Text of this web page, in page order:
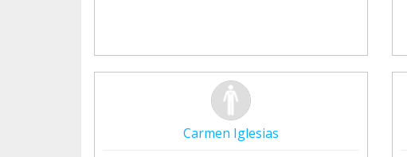
Carmen Iglesias